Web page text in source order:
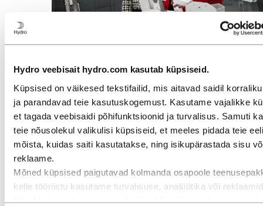
Hydro veebisait hydro.com kasutab küpsiseid.
Küpsised on väikesed tekstifailid, mis aitavad saidil
ja parandavad teie kasutuskogemust. Kasutame vajalikke
et tagada veebisaidi põhifunktsioonid ja turvalisus. Samuti
teie nõusolekul valikulisi küpsiseid, et meeles pidada teie
mõista, kuidas saiti kasutatakse, ning isikupärastada sisu
reklaame.
Mõned küpsised paigutavad kolmanda osapoole
kelle tööriistu kasutame turvalisuse, analüütika või
Stories
Alumiinium kasutuses
Innovatsioon ja tehnoloogia
inimesed ja karjäär